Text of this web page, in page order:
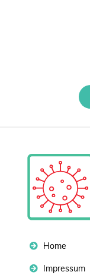
Home
Impressum